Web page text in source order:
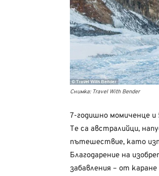
Снимка: Travel With Bender
7-годишно момиченце и
Те са австралийци,
пътешествие, като
Благодарение на
забавления – от